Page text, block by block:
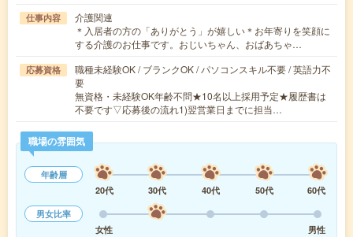
仕事内容
介護関連
＊入居者の方の「ありがとう」が嬉しい＊お年寄りを笑顔に
する介護のお仕事です。おじいちゃん、おばあちゃ…
応募資格
職種未経験OK / ブランクOK / パソコンスキル不要 / 英語力不
要
無資格・未経験OK年齢不問★10名以上採用予定★履歴書は
不要です▽応募後の流れ1)翌営業日までに担当…
職場の雰囲気
年齢層
20代
30代 40代 50代
60代
男女比率
女性
男性